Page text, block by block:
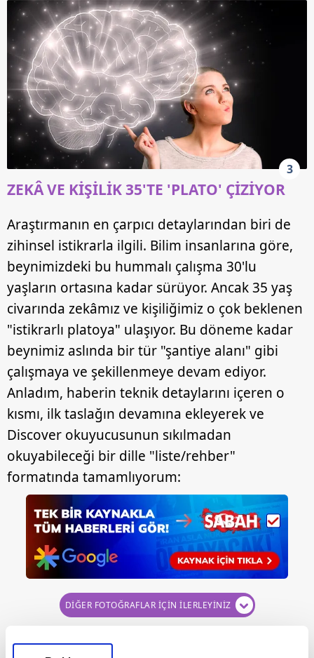
3
ZEKÂ VE KİŞİLİK 35'TE 'PLATO' ÇİZİYOR
Araştırmanın en çarpıcı detaylarından biri de
zihinsel istikrarla ilgili. Bilim insanlarına göre,
beynimizdeki bu hummalı çalışma 30'lu
yaşların ortasına kadar sürüyor. Ancak 35 yaş
civarında zekâmız ve kişiliğimiz o çok beklenen
"istikrarlı platoya" ulaşıyor. Bu döneme kadar
beynimiz aslında bir tür "şantiye alanı" gibi
çalışmaya ve şekillenmeye devam ediyor.
Anladım, haberin teknik detaylarını içeren o
kısmı, ilk taslağın devamına ekleyerek ve
Discover okuyucusunun sıkılmadan
okuyabileceği bir dille "liste/rehber"
formatında tamamlıyorum:
DİĞER FOTOĞRAFLAR İÇİN İLERLEYİNİZ